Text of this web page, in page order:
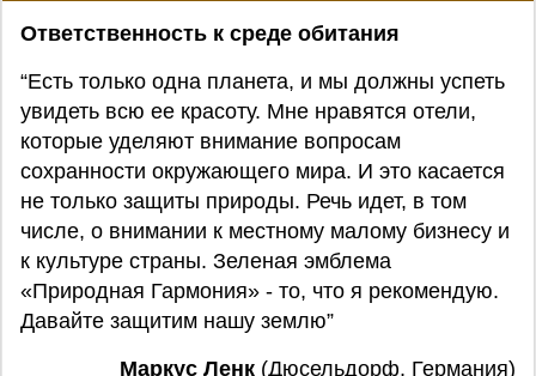
Ответственность к среде обитания
“Есть только одна планета, и мы должны успеть
увидеть всю ее красоту. Мне нравятся отели,
которые уделяют внимание вопросам
сохранности окружающего мира. И это касается
не только защиты природы. Речь идет, в том
числе, о внимании к местному малому бизнесу и
к культуре страны. Зеленая эмблема
«Природная Гармония» - то, что я рекомендую.
Давайте защитим нашу землю”
Маркус Ленк (Дюсельдорф, Германия)